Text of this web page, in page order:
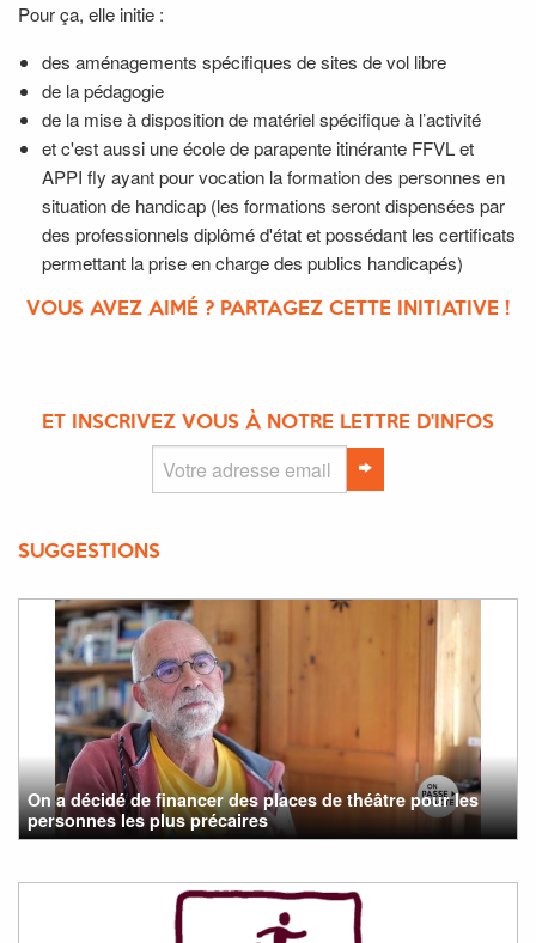
Pour ça, elle initie :
des aménagements spécifiques de sites de vol libre
de la pédagogie
de la mise à disposition de matériel spécifique à l’activité
et c'est aussi une école de parapente itinérante FFVL et
APPI fly ayant pour vocation la formation des personnes en
situation de handicap (les formations seront dispensées par
des professionnels diplômé d'état et possédant les certificats
permettant la prise en charge des publics handicapés)
VOUS AVEZ AIMÉ ? PARTAGEZ CETTE INITIATIVE !
ET INSCRIVEZ VOUS À NOTRE LETTRE D'INFOS
SUGGESTIONS
On a décidé de financer des places de théâtre pour les
personnes les plus précaires